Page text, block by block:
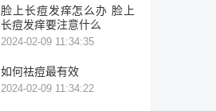
脸上长痘发痒怎么办 脸上
长痘发痒要注意什么
2024-02-09 11:34:35
如何祛痘最有效
2024-02-09 11:34:22